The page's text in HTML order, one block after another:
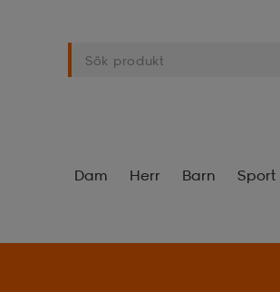
Dam Herr Barn Sport